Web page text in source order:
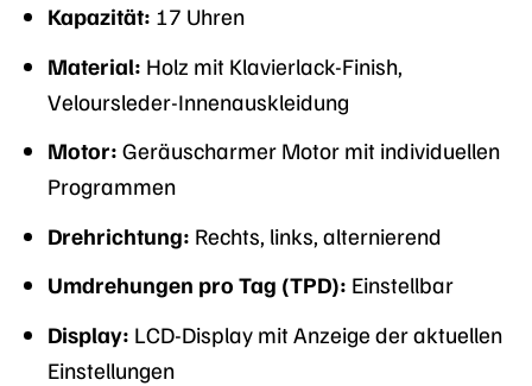
Kapazität: 17 Uhren
Material: Holz mit Klavierlack-Finish,
Veloursleder-Innenauskleidung
Motor: Geräuscharmer Motor mit individuellen
Programmen
Drehrichtung: Rechts, links, alternierend
Umdrehungen pro Tag (TPD): Einstellbar
Display: LCD-Display mit Anzeige der aktuellen
Einstellungen